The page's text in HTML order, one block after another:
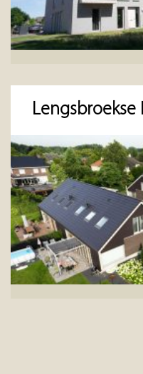
Lengsbroekse